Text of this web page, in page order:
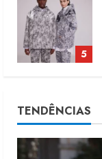
5
1
TENDÊNCIAS